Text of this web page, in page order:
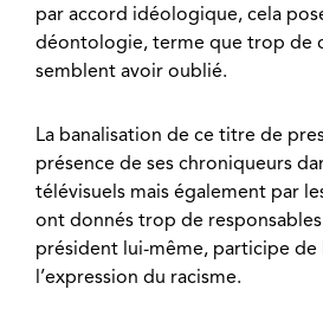
par accord idéologique, cela
déontologie, terme que trop de
semblent avoir oublié.
La banalisation de ce titre de
présence de ses chroniqueurs
télévisuels mais également par
ont donnés trop de
président lui-même, participe de
l’expression du racisme.